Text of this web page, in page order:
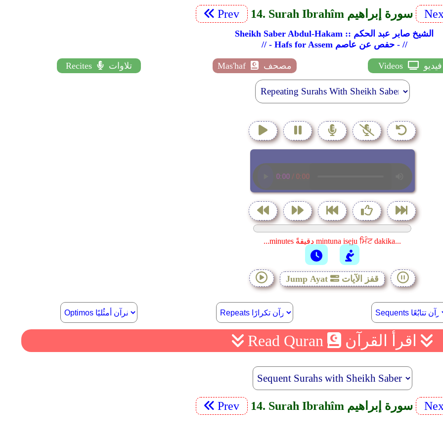
Prev 14. Surah Ibrahîm سورة إبراهيم
Sheikh Saber Abdul-Hakam :: الشيخ صابر عبد الحكم
// - Hafs for Assem حفص عن عاصم - //
Recites تلاوات Mas'haf مصحف Videos فيديو
...minutes دقيقةً mintuna isẹju ਮਿੰਟ dakika...
Jump Ayat قفز الآيات
Read Quran
Prev 14. Surah Ibrahîm سورة إبراهيم